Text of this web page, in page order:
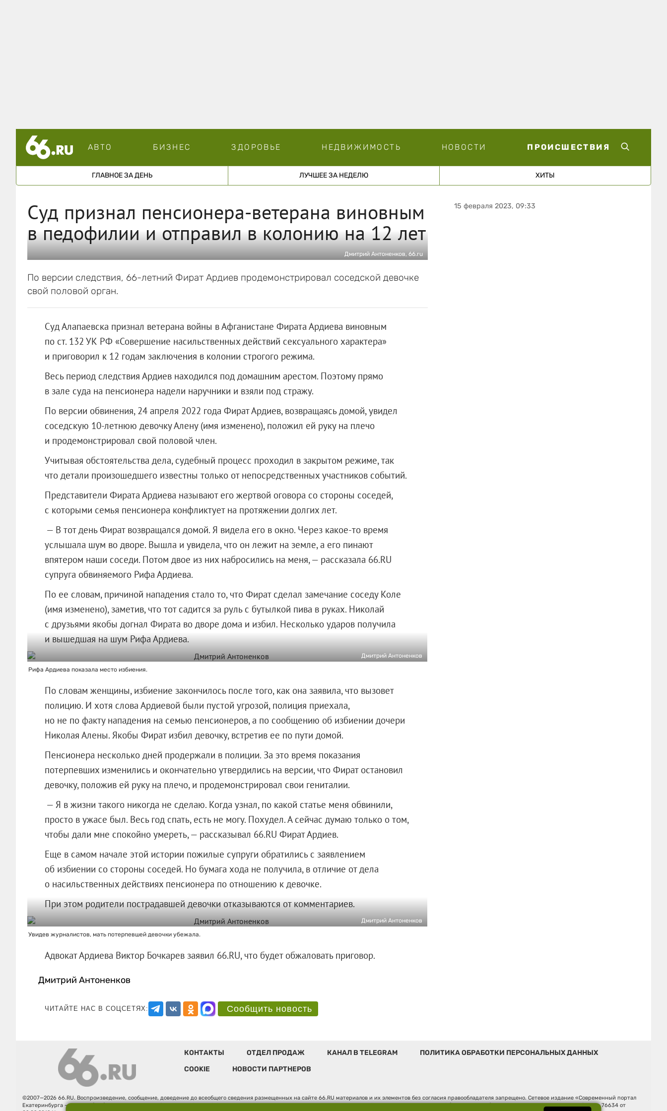
АВТО БИЗНЕС ЗДОРОВЬЕ НЕДВИЖИМОСТЬ НОВОСТИ ПРОИСШЕСТВИЯ
ГЛАВНОЕ ЗА ДЕНЬ ЛУЧШЕЕ ЗА НЕДЕЛЮ ХИТЫ
Суд признал пенсионера-ветерана виновным
в педофилии и отправил в колонию на 12 лет
Дмитрий Антоненков, 66.ru
По версии следствия, 66-летний Фират Ардиев продемонстрировал соседской девочке
свой половой орган.
Суд Алапаевска признал ветерана войны в Афганистане Фирата Ардиева виновным
по ст. 132 УК РФ «Совершение насильственных действий сексуального характера»
и приговорил к 12 годам заключения в колонии строгого режима.
Весь период следствия Ардиев находился под домашним арестом. Поэтому прямо
в зале суда на пенсионера надели наручники и взяли под стражу.
По версии обвинения, 24 апреля 2022 года Фират Ардиев, возвращаясь домой, увидел
соседскую 10-летнюю девочку Алену (имя изменено), положил ей руку на плечо
и продемонстрировал свой половой член.
Учитывая обстоятельства дела, судебный процесс проходил в закрытом режиме, так
что детали произошедшего известны только от непосредственных участников событий.
Представители Фирата Ардиева называют его жертвой оговора со стороны соседей,
с которыми семья пенсионера конфликтует на протяжении долгих лет.
— В тот день Фират возвращался домой. Я видела его в окно. Через какое-то время
услышала шум во дворе. Вышла и увидела, что он лежит на земле, а его пинают
впятером наши соседи. Потом двое из них набросились на меня, — рассказала 66.RU
супруга обвиняемого Рифа Ардиева.
По ее словам, причиной нападения стало то, что Фират сделал замечание соседу Коле
(имя изменено), заметив, что тот садится за руль с бутылкой пива в руках. Николай
с друзьями якобы догнал Фирата во дворе дома и избил. Несколько ударов получила
и вышедшая на шум Рифа Ардиева.
Дмитрий Антоненков
Рифа Ардиева показала место избиения.
По словам женщины, избиение закончилось после того, как она заявила, что вызовет
полицию. И хотя слова Ардиевой были пустой угрозой, полиция приехала,
но не по факту нападения на семью пенсионеров, а по сообщению об избиении дочери
Николая Алены. Якобы Фират избил девочку, встретив ее по пути домой.
Пенсионера несколько дней продержали в полиции. За это время показания
потерпевших изменились и окончательно утвердились на версии, что Фират остановил
девочку, положив ей руку на плечо, и продемонстрировал свои гениталии.
— Я в жизни такого никогда не сделаю. Когда узнал, по какой статье меня обвинили,
просто в ужасе был. Весь год спать, есть не могу. Похудел. А сейчас думаю только о том,
чтобы дали мне спокойно умереть, — рассказывал 66.RU Фират Ардиев.
Еще в самом начале этой истории пожилые супруги обратились с заявлением
об избиении со стороны соседей. Но бумага хода не получила, в отличие от дела
о насильственных действиях пенсионера по отношению к девочке.
При этом родители пострадавшей девочки отказываются от комментариев.
Дмитрий Антоненков
Увидев журналистов, мать потерпевшей девочки убежала.
Адвокат Ардиева Виктор Бочкарев заявил 66.RU, что будет обжаловать приговор.
Дмитрий Антоненков
ЧИТАЙТЕ НАС В СОЦСЕТЯХ: Сообщить новость
15 февраля 2023, 09:33
КОНТАКТЫ ОТДЕЛ ПРОДАЖ КАНАЛ В TELEGRAM
ПОЛИТИКА ОБРАБОТКИ ПЕРСОНАЛЬНЫХ ДАННЫХ
COOKIE
НОВОСТИ ПАРТНЕРОВ
©2007—2026 66.RU. Воспроизведение, сообщение, доведение до всеобщего сведения размещенных на сайте 66.RU материалов и их элементов без согласия правообладателя запрещено. Сетевое издание «Современный портал
Екатеринбурга — «66.ru» (18+) зарегистрировано Федеральной службой по надзору в сфере связи, информационных технологий и массовых коммуникаций (Роскомнадзор). Регистрационный номер ЭЛ № ФС 77 - 76634 от